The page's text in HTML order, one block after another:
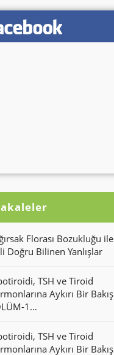
Florası Bozukluğu ile
Doğru Bilinen Yanlışlar
TSH ve Tiroid
Aykırı Bir Bakış
1…
TSH ve Tiroid
Aykırı Bir Bakış